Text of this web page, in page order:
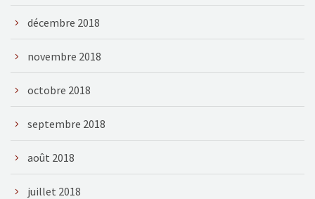
décembre 2018
novembre 2018
octobre 2018
septembre 2018
août 2018
juillet 2018